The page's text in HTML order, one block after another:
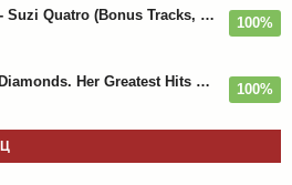
Suzi Quatro - Suzi Quatro (Bonus Tracks, Remaster) 1973/2022 100%
C.C. Catch - Diamonds. Her Greatest Hits 1988 100%